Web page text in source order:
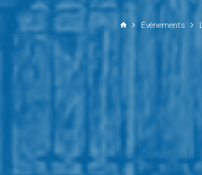
CONTENU PRINCIPAL
Événements